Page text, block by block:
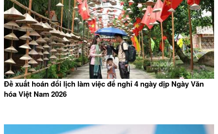
Đề xuất hoán đổi lịch làm việc để nghỉ 4 ngày dịp Ngày Văn
hóa Việt Nam 2026